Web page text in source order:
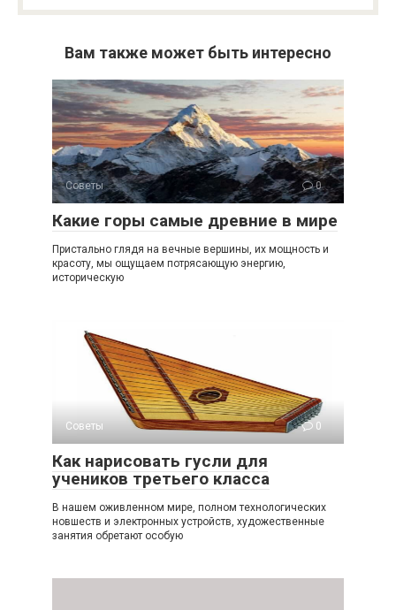
Вам также может быть интересно
Советы 0
Какие горы самые древние в мире
Пристально глядя на вечные вершины, их мощность и
красоту, мы ощущаем потрясающую энергию,
историческую
Советы 0
Как нарисовать гусли для
учеников третьего класса
В нашем оживленном мире, полном технологических
новшеств и электронных устройств, художественные
занятия обретают особую